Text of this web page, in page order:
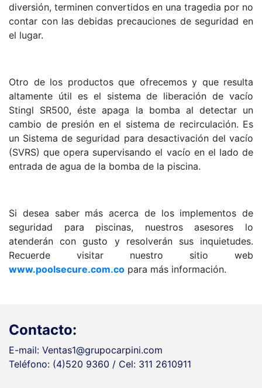
diversión, terminen convertidos en una tragedia por no
contar con las debidas precauciones de seguridad en
el lugar.
Otro de los productos que ofrecemos y que resulta
altamente útil es el sistema de liberación de vacío
Stingl SR500, éste apaga la bomba al detectar un
cambio de presión en el sistema de recirculación. Es
un Sistema de seguridad para desactivación del vacío
(SVRS) que opera supervisando el vacío en el lado de
entrada de agua de la bomba de la piscina.
Si desea saber más acerca de los implementos de
seguridad para piscinas, nuestros asesores lo
atenderán con gusto y resolverán sus inquietudes.
Recuerde visitar nuestro sitio web
www.poolsecure.com.co para más información.
Contacto:
E-mail: Ventas1@grupocarpini.com
Teléfono: (4)520 9360 / Cel: 311 2610911